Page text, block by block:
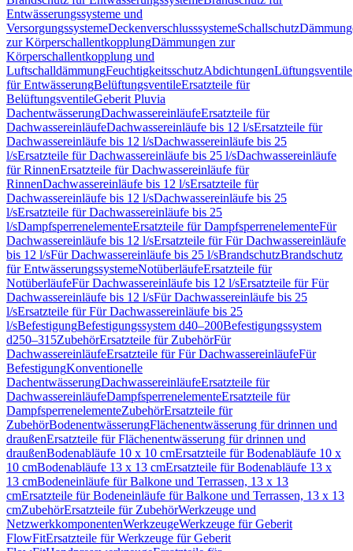
Entwässerungssysteme und
VersorgungssystemeDeckenverschlusssystemeSchallschutz
zur KörperschallentkopplungDämmungen zur
Körperschallentkopplung und
LuftschalldämmungFeuchtigkeitsschutzAbdichtungenLüftungsventile
für EntwässerungBelüftungsventileErsatzteile für
BelüftungsventileGeberit Pluvia
DachentwässerungDachwassereinläufeErsatzteile für
DachwassereinläufeDachwassereinläufe bis 12 l/sErsatzteile für
Dachwassereinläufe bis 12 l/sDachwassereinläufe bis 25
l/sErsatzteile für Dachwassereinläufe bis 25 l/sDachwassereinläufe
für RinnenErsatzteile für Dachwassereinläufe für
RinnenDachwassereinläufe bis 12 l/sErsatzteile für
Dachwassereinläufe bis 12 l/sDachwassereinläufe bis 25
l/sErsatzteile für Dachwassereinläufe bis 25
l/sDampfsperrenelementeErsatzteile für DampfsperrenelementeFür
Dachwassereinläufe bis 12 l/sErsatzteile für Für Dachwassereinläufe
bis 12 l/sFür Dachwassereinläufe bis 25 l/sBrandschutzBrandschutz
für EntwässerungssystemeNotüberläufeErsatzteile für
NotüberläufeFür Dachwassereinläufe bis 12 l/sErsatzteile für Für
Dachwassereinläufe bis 12 l/sFür Dachwassereinläufe bis 25
l/sErsatzteile für Für Dachwassereinläufe bis 25
l/sBefestigungBefestigungssystem d40–200Befestigungssystem
d250–315ZubehörErsatzteile für ZubehörFür
DachwassereinläufeErsatzteile für Für DachwassereinläufeFür
BefestigungKonventionelle
DachentwässerungDachwassereinläufeErsatzteile für
DachwassereinläufeDampfsperrenelementeErsatzteile für
DampfsperrenelementeZubehörErsatzteile für
ZubehörBodenentwässerungFlächenentwässerung für drinnen und
draußenErsatzteile für Flächenentwässerung für drinnen und
draußenBodenabläufe 10 x 10 cmErsatzteile für Bodenabläufe 10 x
10 cmBodenabläufe 13 x 13 cmErsatzteile für Bodenabläufe 13 x
13 cmBodeneinläufe für Balkone und Terrassen, 13 x 13
cmErsatzteile für Bodeneinläufe für Balkone und Terrassen, 13 x 13
cmZubehörErsatzteile für ZubehörWerkzeuge und
NetzwerkkomponentenWerkzeugeWerkzeuge für Geberit
FlowFitErsatzteile für Werkzeuge für Geberit